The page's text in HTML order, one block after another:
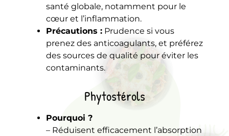
santé globale, notamment pour le
cœur et l’inflammation.
Précautions : Prudence si vous
prenez des anticoagulants, et préférez
des sources de qualité pour éviter les
contaminants.
Phytostérols
Pourquoi ?
– Réduisent efficacement l’absorption